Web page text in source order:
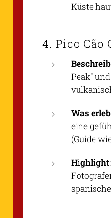
Küste
4. Pico Cão
Peak"
Was
eine
(Guide
Highlight